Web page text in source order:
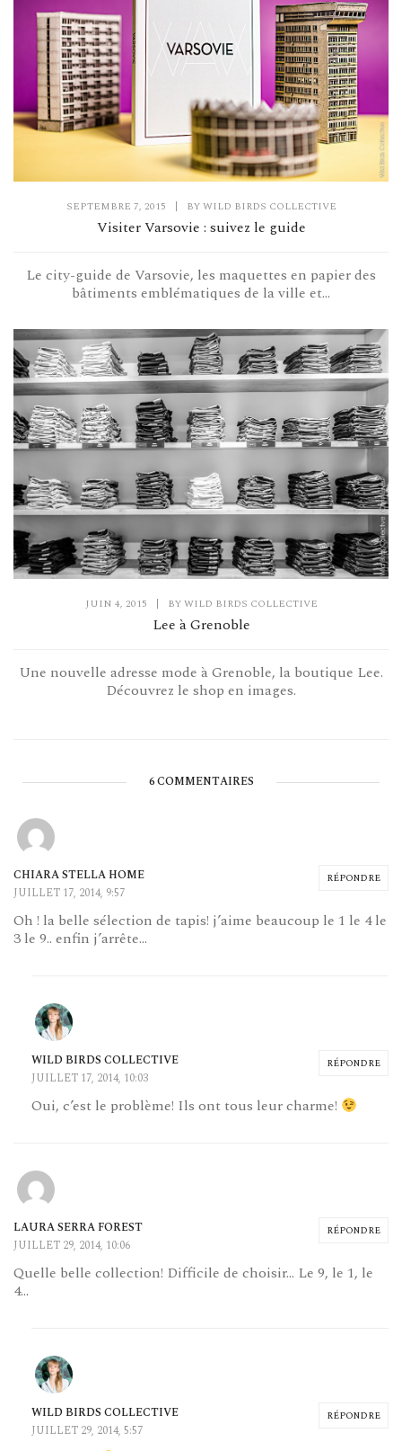
SEPTEMBRE 7, 2015 | BYWILD BIRDS COLLECTIVE
Visiter Varsovie : suivez le guide
Le city-guide de Varsovie, les maquettes en papier des
bâtiments emblématiques de la ville et...
JUIN 4, 2015 | BYWILD BIRDS COLLECTIVE
Lee à Grenoble
Une nouvelle adresse mode à Grenoble, la boutique Lee.
Découvrez le shop en images.
6 COMMENTAIRES
RÉPONDRE
CHIARA STELLA HOME
JUILLET 17, 2014, 9:57
Oh ! la belle sélection de tapis! j’aime beaucoup le 1 le 4 le
3 le 9.. enfin j’arrête…
RÉPONDRE
WILD BIRDS COLLECTIVE
JUILLET 17, 2014, 10:03
Oui, c’est le problème! Ils ont tous leur charme!
RÉPONDRE
LAURA SERRA FOREST
JUILLET 29, 2014, 10:06
Quelle belle collection! Difficile de choisir… Le 9, le 1, le
4…
RÉPONDRE
WILD BIRDS COLLECTIVE
JUILLET 29, 2014, 5:57